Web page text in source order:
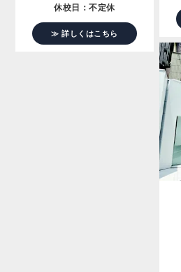
休校日：不定休
≫ 詳しくはこちら